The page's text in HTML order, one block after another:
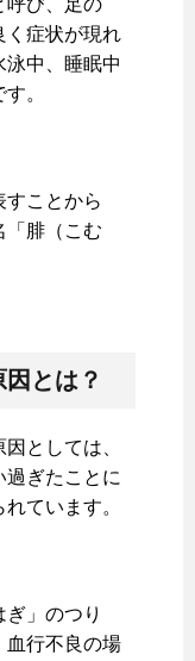
呼び、足の
く症状が現れ
泳中、睡眠中
。
すことから
「腓（こむ
因とは？
としては、
過ぎたことに
ています。
」のつり
血行不良の場